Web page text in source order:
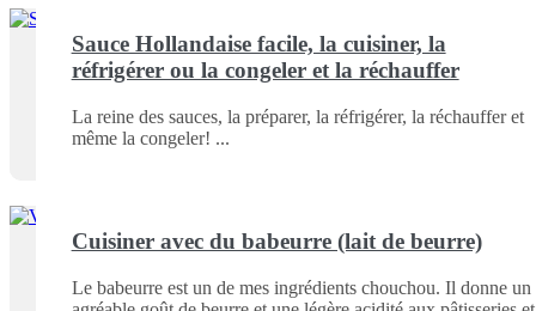
Sauce Hollandaise facile, la cuisiner, la
réfrigérer ou la congeler et la réchauffer
La reine des sauces, la préparer, la réfrigérer, la réchauffer et
même la congeler!
Cuisiner avec du babeurre (lait de beurre)
Le babeurre est un de mes ingrédients chouchou. Il donne un